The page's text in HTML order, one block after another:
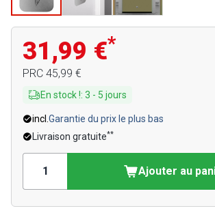
31,99 €*
PRC 45,99 €
En stock !: 3 - 5 jours
incl. Garantie du prix le plus bas
Livraison gratuite**
Ajouter au